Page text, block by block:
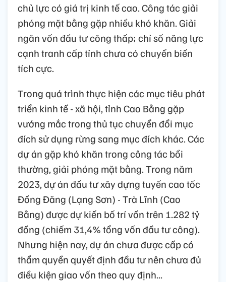
chủ lực có giá trị kinh tế cao. Công tác giải
phóng mặt bằng gặp nhiều khó khăn. Giải
ngân vốn đầu tư công thấp; chỉ số năng lực
cạnh tranh cấp tỉnh chưa có chuyển biến
tích cực.
Trong quá trình thực hiện các mục tiêu phát
triển kinh tế - xã hội, tỉnh Cao Bằng gặp
vướng mắc trong thủ tục chuyển đổi mục
đích sử dụng rừng sang mục đích khác. Các
dự án gặp khó khăn trong công tác bồi
thường, giải phóng mặt bằng. Trong năm
2023, dự án đầu tư xây dựng tuyến cao tốc
Đồng Đăng (Lạng Sơn) - Trà Lĩnh (Cao
Bằng) được dự kiến bố trí vốn trên 1.282 tỷ
đồng (chiếm 31,4% tổng vốn đầu tư công).
Nhưng hiện nay, dự án chưa được cấp có
thẩm quyền quyết định đầu tư nên chưa đủ
điều kiện giao vốn theo quy định...